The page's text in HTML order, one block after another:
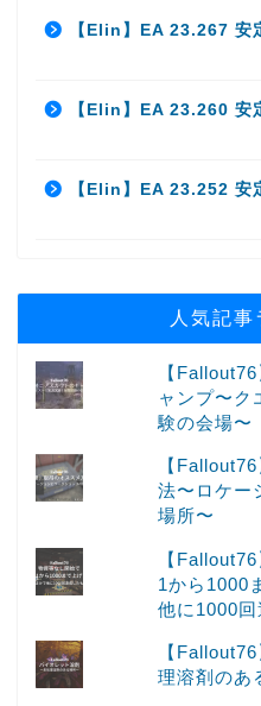
【Elin】EA 23.267 安
【Elin】EA 23.260
【Elin】EA 23.252
人気記事
【
ャンプ〜ク
験の会場〜
【
法〜ロケー
場所〜
【
1から1000
他に1000回
【
理溶剤のあ